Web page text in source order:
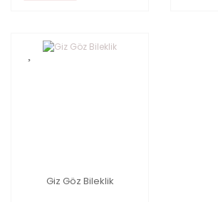
Giz Göz Bileklik